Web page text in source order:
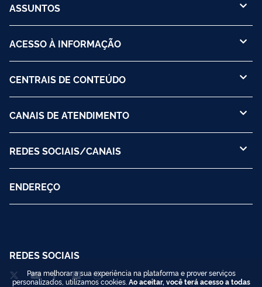
ASSUNTOS
ACESSO À INFORMAÇÃO
CENTRAIS DE CONTEÚDO
CANAIS DE ATENDIMENTO
REDES SOCIAIS/CANAIS
ENDEREÇO
REDES SOCIAIS
Para melhorar a sua experiência na plataforma e prover serviços
personalizados, utilizamos cookies. Ao aceitar, você terá acesso a todas